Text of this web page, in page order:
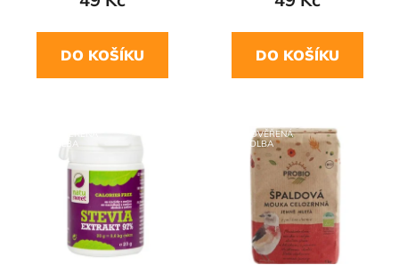
DO KOŠÍKU DO KOŠÍKU
NAŠE OVĚŘENÁ
VOLBA
NAŠE OVĚŘENÁ
VOLBA